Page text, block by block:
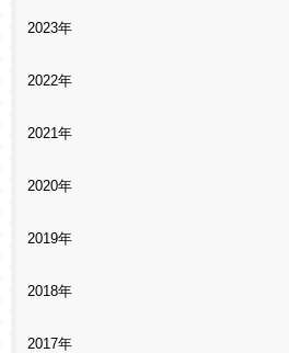
2023年
2022年
2021年
2020年
2019年
2018年
2017年